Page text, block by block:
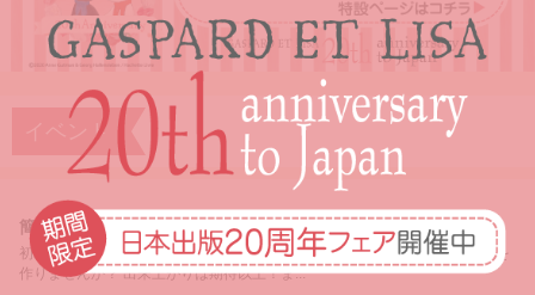
イベント
簡単！ハンドメイドでブックカバーを作ろう！
初めての方、大歓迎！ 今回は、お洒落で素敵なハンドメイドブックカバーを
作りませんか？ 出来上がりは期待以上！ま...